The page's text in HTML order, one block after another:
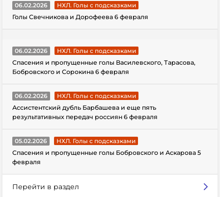
06.02.2026
НХЛ. Голы с подсказками
Голы Свечникова и Дорофеева 6 февраля
06.02.2026
НХЛ. Голы с подсказками
Спасения и пропущенные голы Василевского, Тарасова,
Бобровского и Сорокина 6 февраля
06.02.2026
НХЛ. Голы с подсказками
Ассистентский дубль Барбашева и еще пять
результативных передач россиян 6 февраля
05.02.2026
НХЛ. Голы с подсказками
Спасения и пропущенные голы Бобровского и Аскарова 5
февраля
Перейти в раздел